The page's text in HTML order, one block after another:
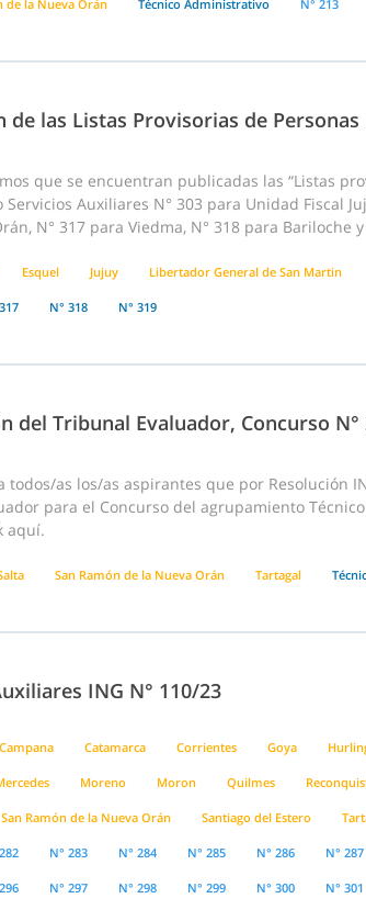
de la Nueva Orán Técnico Administrativo N° 213
de las Listas Provisorias de
que se encuentran publicadas las “Listas
Auxiliares N° 303 para Unidad Fiscal
N° 317 para Viedma, N° 318 para
Esquel Jujuy Libertador General de San Martin
N° 318 N° 319
del Tribunal Evaluador, Concurso N°
todos/as los/as aspirantes que por Resolución
para el Concurso del agrupamiento
aquí.
San Ramón de la Nueva Orán Tartagal
ING N° 110/23
Campana Catamarca Corrientes Goya
Moreno Moron Quilmes
San Ramón de la Nueva Orán Santiago del Estero
N° 283 N° 284 N° 285 N° 286 N° 287
N° 297 N° 298 N° 299 N° 300 N° 301